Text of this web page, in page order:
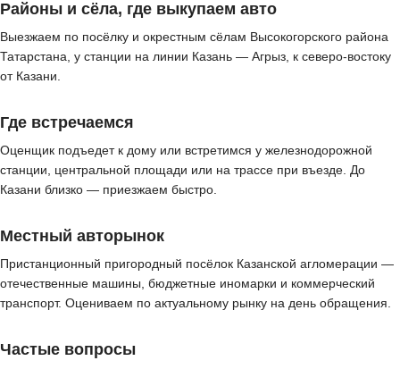
Районы и сёла, где выкупаем авто
Выезжаем по посёлку и окрестным сёлам Высокогорского района
Татарстана, у станции на линии Казань — Агрыз, к северо-востоку
от Казани.
Где встречаемся
Оценщик подъедет к дому или встретимся у железнодорожной
станции, центральной площади или на трассе при въезде. До
Казани близко — приезжаем быстро.
Местный авторынок
Пристанционный пригородный посёлок Казанской агломерации —
отечественные машины, бюджетные иномарки и коммерческий
транспорт. Оцениваем по актуальному рынку на день обращения.
Частые вопросы